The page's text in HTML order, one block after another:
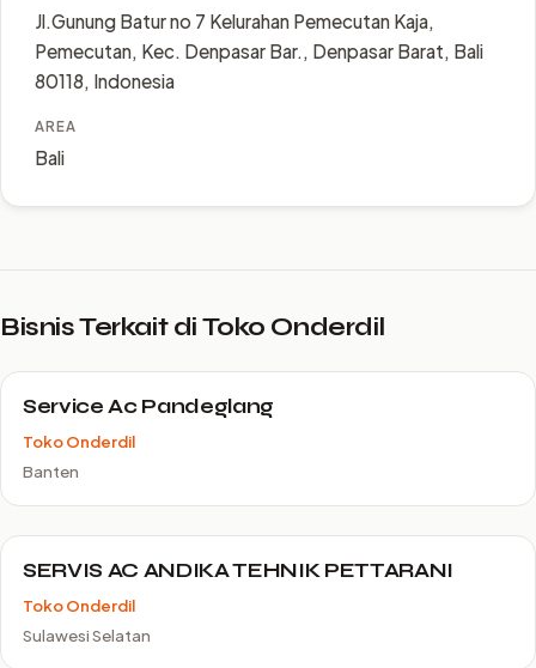
Jl.Gunung Batur no 7 Kelurahan Pemecutan Kaja,
Pemecutan, Kec. Denpasar Bar., Denpasar Barat, Bali
80118, Indonesia
AREA
Bali
Bisnis Terkait di Toko Onderdil
Service Ac Pandeglang
Toko Onderdil
Banten
SERVIS AC ANDIKA TEHNIK PETTARANI
Toko Onderdil
Sulawesi Selatan